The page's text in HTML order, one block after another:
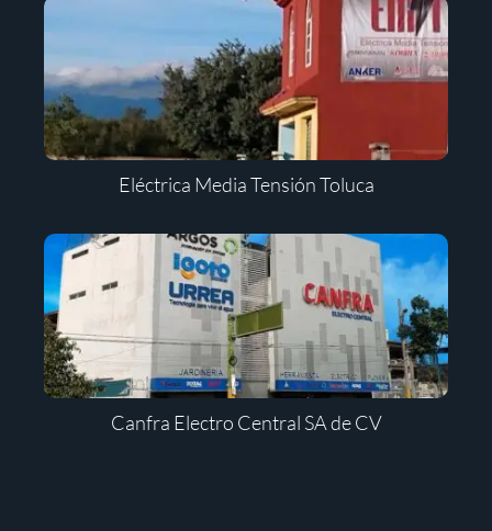
Eléctrica Media Tensión Toluca
Canfra Electro Central SA de CV